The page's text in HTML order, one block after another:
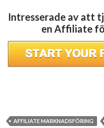
Intresserade av att
en Affiliate
AFFILIATE MARKNADSFÖRING